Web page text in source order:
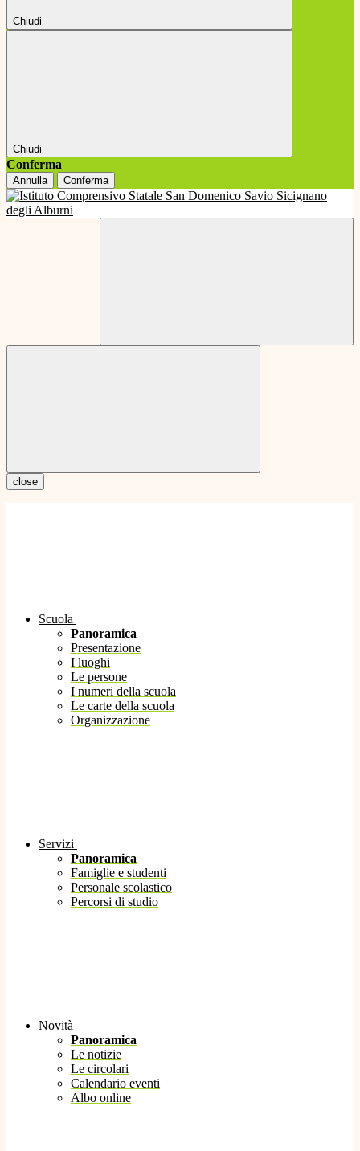
Chiudi
Chiudi
Conferma
Annulla Conferma
close
Scuola
Panoramica
Presentazione
I luoghi
Le persone
I numeri della scuola
Le carte della scuola
Organizzazione
Servizi
Panoramica
Famiglie e studenti
Personale scolastico
Percorsi di studio
Novità
Panoramica
Le notizie
Le circolari
Calendario eventi
Albo online